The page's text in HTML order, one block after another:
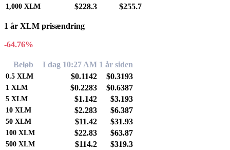
1,000 XLM $228.3 $255.7
1 år XLM prisændring
-64.76%
Beløb I dag 10:27 AM 1 år siden
0.5 XLM $0.1142 $0.3193
1 XLM $0.2283 $0.6387
5 XLM $1.142 $3.193
10 XLM $2.283 $6.387
50 XLM $11.42 $31.93
100 XLM $22.83 $63.87
500 XLM $114.2 $319.3